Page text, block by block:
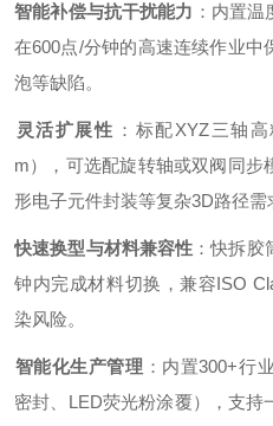
智能补偿与抗干扰能力 ：内置
在600点/分钟的高速连续作业
泡等缺陷。
灵活扩展性 ：标配XYZ三轴
m），可选配旋转轴或双阀同步
形电子元件封装等复杂3D路径需
快速换型与材料兼容性 ：快拆
钟内完成材料切换，兼容ISO
染风险。
智能化生产管理 ：内置300+行
密封、LED荧光粉涂覆），支